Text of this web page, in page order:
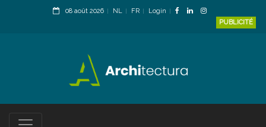
08 août 2026 NL FR
Login
PUBLICITÉ